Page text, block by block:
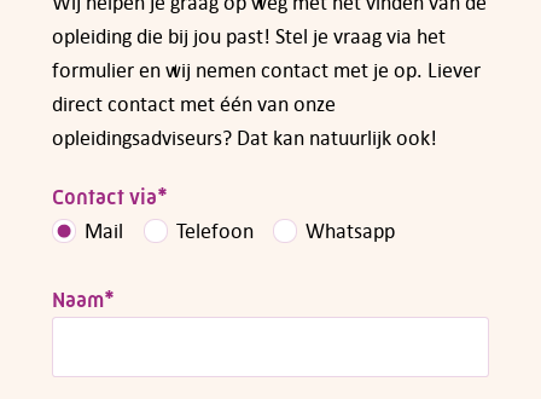
opleiding die bij jou past! Stel je vraag via het
formulier en wij nemen contact met je op. Liever
direct contact met één van onze
opleidingsadviseurs? Dat kan natuurlijk ook!
Contact via*
Mail Telefoon Whatsapp
Naam*